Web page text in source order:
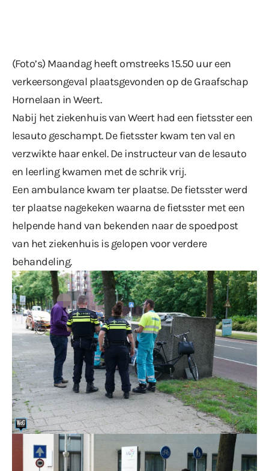
(Foto’s) Maandag heeft omstreeks 15.50 uur een
verkeersongeval plaatsgevonden op de Graafschap
Hornelaan in Weert.
Nabij het ziekenhuis van Weert had een fietsster een
lesauto geschampt. De fietsster kwam ten val en
verzwikte haar enkel. De instructeur van de lesauto
en leerling kwamen met de schrik vrij.
Een ambulance kwam ter plaatse. De fietsster werd
ter plaatse nagekeken waarna de fietsster met een
helpende hand van bekenden naar de spoedpost
van het ziekenhuis is gelopen voor verdere
behandeling.